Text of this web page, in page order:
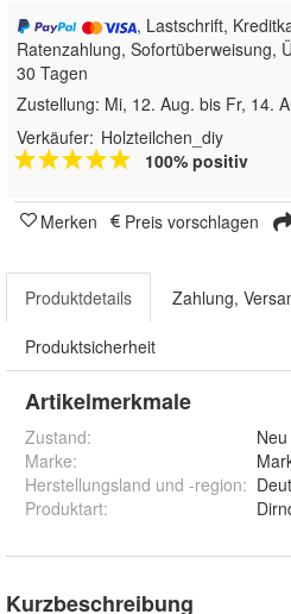
, Lastschrift,
Ratenzahlung, Sofortüberweisung,
30 Tagen
Zustellung: Mi, 12. Aug. bis Fr, 14.
Verkäufer: Holzteilchen_diy
100% positiv
Merken Preis vorschlagen
Produktdetails Zahlung,
Produktsicherheit
Artikelmerkmale
Zustand:
Neu
Marke:
Herstellungsland und -region:
Produktart:
Kurzbeschreibung